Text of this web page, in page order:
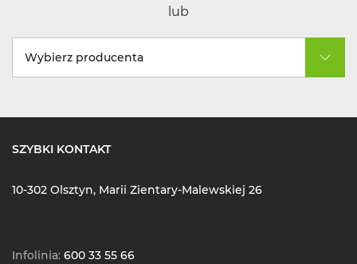
lub
Wybierz producenta
SZYBKI KONTAKT
10-302 Olsztyn, Marii Zientary-Malewskiej 26
Infolinia: 600 33 55 66